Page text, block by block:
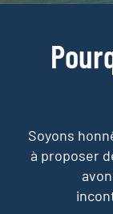
Soyons
à proposer